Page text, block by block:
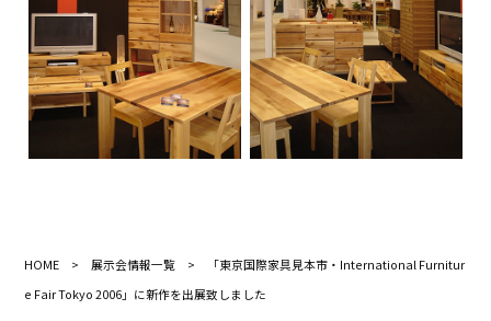
HOME >展示会情報一覧 > 「東京国際家具見本市・International Furnitur
e Fair Tokyo 2006」に新作を出展致しました